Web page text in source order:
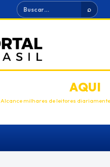
Buscar ⌕
ANUNCIEAQUI
Alcance milhares de leitores diariamente